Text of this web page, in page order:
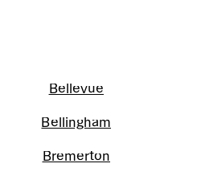
Bellevue
Bellingham
Bremerton